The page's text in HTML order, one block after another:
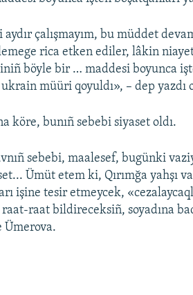
aydır çalışmayım, bu müddet
rica etken ediler, lâkin
böyle bir … maddesi boyunca
müüri qoyuldı», – dep yazdı
köre, bunıñ sebebi siyaset oldı.
sebebi, maalesef, bugünki
Ümüt etem ki, Qırımğa yahşı
işine tesir etmeycek,
raat bildireceksiñ, soyadına
Ümerova.